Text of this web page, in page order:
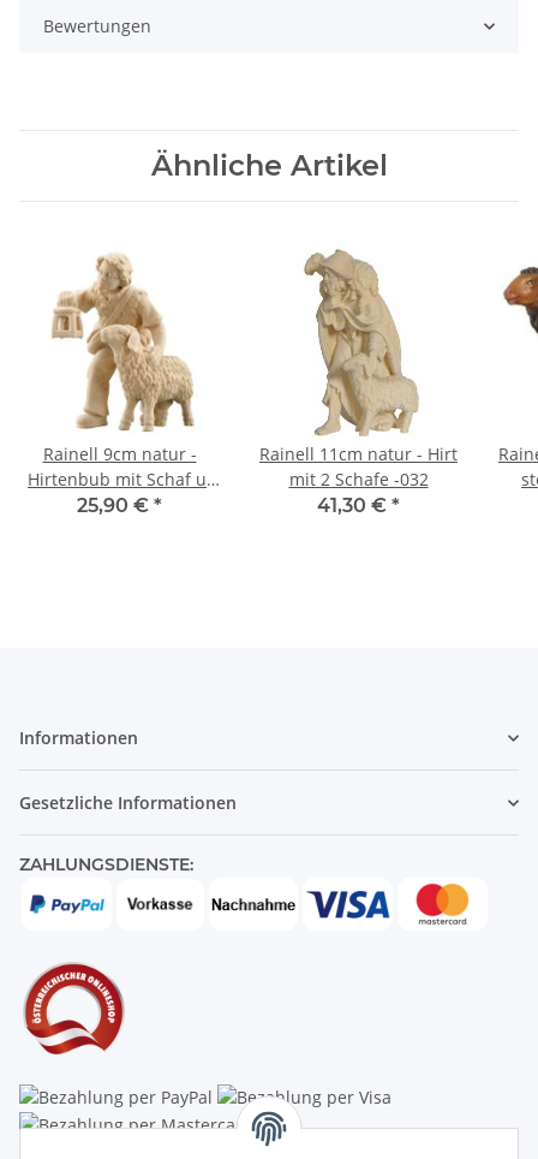
Bewertungen
Ähnliche Artikel
Rainell 9cm natur -
Hirtenbub mit Schaf u.
Laterne -015
25,90 € *
Rainell 11cm natur - Hirt
mit 2 Schafe -032
41,30 € *
Informationen
Gesetzliche Informationen
ZAHLUNGSDIENSTE: